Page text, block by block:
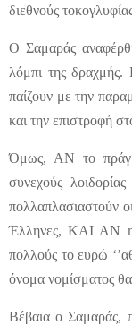
διεθνούς
Ο Σαμαράς
λόμπι της δραχμής.
παίζουν με την
και την επιστροφή
Όμως, ΑΝ το
συνεχούς
πολλαπλασιαστούν
Έλληνες, ΚΑΙ ΑΝ η
πολλούς το ευρώ
όνομα νομίσματος
Βέβαια ο Σαμαράς,